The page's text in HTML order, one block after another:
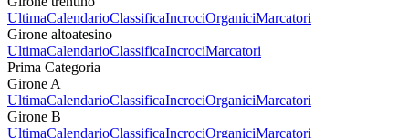
UltimaCalendarioClassificaIncrociOrganiciMarcatori
Girone altoatesino
UltimaCalendarioClassificaIncrociMarcatori
Prima Categoria
Girone A
UltimaCalendarioClassificaIncrociOrganiciMarcatori
Girone B
UltimaCalendarioClassificaIncrociOrganiciMarcatori